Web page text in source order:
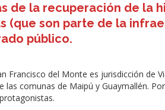
de la recuperación de la
(que son parte de la
público.
Francisco del Monte es jurisdicción de
las comunas de Maipú y Guaymallén.